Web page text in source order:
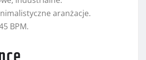
aranżacje.
BPM.